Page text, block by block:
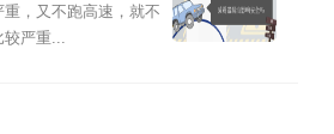
，又不跑高速，就不
较严重...